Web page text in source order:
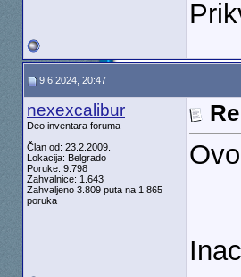
9.6.2024, 20:47
nexexcalibur
Deo inventara foruma
Član od: 23.2.2009.
Lokacija: Belgrado
Poruke: 9.798
Zahvalnice: 1.643
Zahvaljeno 3.809 puta na 1.865
poruka